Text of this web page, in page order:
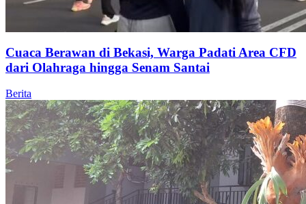
Cuaca Berawan di Bekasi, Warga Padati Area CFD
dari Olahraga hingga Senam Santai
Berita